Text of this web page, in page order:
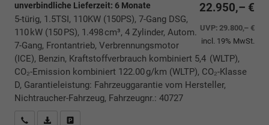
22.950,– €
UVP:29.800,– €
incl. 19% MwSt.
unverbindliche Lieferzeit: 6 Monate
5-türig, 1.5TSI, 110KW (150PS), 7-Gang DSG,
110 kW (150 PS), 1.498 cm³, 4 Zylinder, Autom.
7-Gang, Frontantrieb, Verbrennungsmotor
(ICE), Benzin, Kraftstoffverbrauch kombiniert 5,4 (WLTP),
CO₂-Emission kombiniert 122.00 g/km (WLTP), CO₂-Klasse
D, Garantieleistung: Fahrzeuggarantie vom Hersteller,
Nichtraucher-Fahrzeug, Fahrzeugnr.: 40727
Rückrufbitte absenden
PDF-Datei, Fahrzeugexposé drucken